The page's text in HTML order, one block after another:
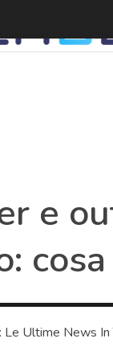
e
Ultime News